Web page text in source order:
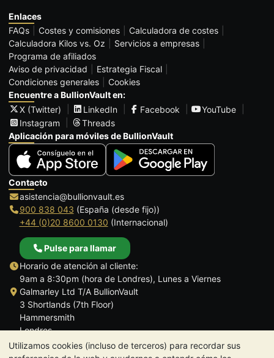
Utilizamos cookies (incluso de terceros) para recordar sus
Enlaces
FAQs
Costes y comisiones
Calculadora de costes
Calculadora Kilos vs. Oz
Servicios a empresas
Programa de afiliados
Aviso de privacidad
Estrategia Fiscal
Condiciones generales
Cookies
Encuentre a BullionVault en:
X (Twitter)
LinkedIn Facebook
YouTube
Instagram
Threads
Aplicación para móviles de BullionVault
Contacto
asistencia@bullionvault.es
900 838 043 (España (desde fijo))
+44 (0)20 8600 0130 (Internacional)
Pulse para llamar
Horario de atención al cliente:
9am a 8:30pm (hora de Londres), Lunes a Viernes
Galmarley Ltd T/A BullionVault
3 Shortlands (7th Floor)
Hammersmith
Londres
W6 8DA
Reino Unido